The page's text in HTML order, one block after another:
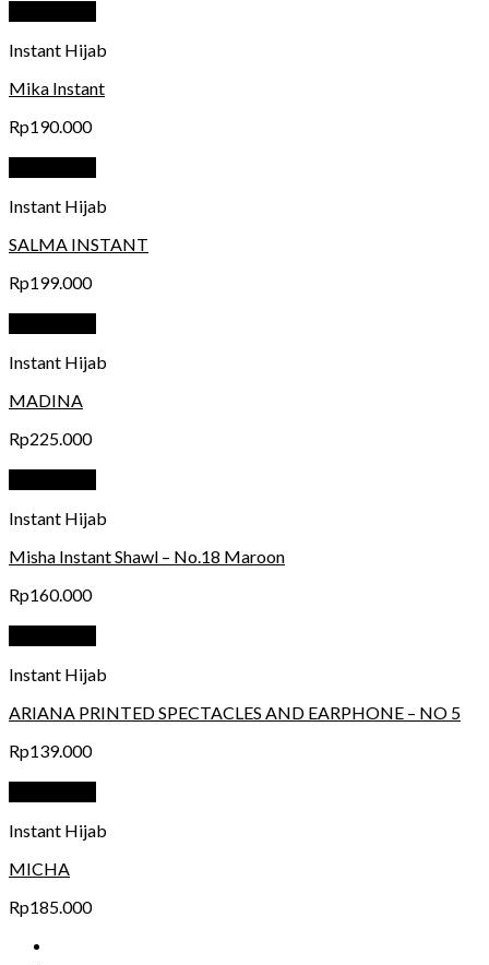
Instant Hijab
Mika Instant
Rp190.000
Instant Hijab
SALMA INSTANT
Rp199.000
Instant Hijab
MADINA
Rp225.000
Instant Hijab
Misha Instant Shawl – No.18 Maroon
Rp160.000
Instant Hijab
ARIANA PRINTED SPECTACLES AND EARPHONE – NO 5
Rp139.000
Instant Hijab
MICHA
Rp185.000